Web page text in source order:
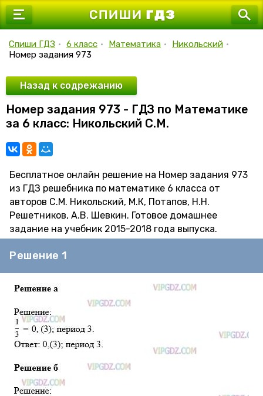
7 класс
9 класс
10 класс
11 класс
Спиши ГДЗ • 6 класс • Математика • Никольский •
Номер задания 973
Назад к содрежанию
Номер задания 973 - ГДЗ по Математике
за 6 класс: Никольский С.М.
Бесплатное онлайн решение на Номер задания 973
из ГДЗ решебника по математике 6 класса от
авторов С.М. Никольский, М.К, Потапов, Н.Н.
Решетников, А.В. Шевкин. Готовое домашнее
задание на учебник 2015-2018 года выпуска.
Решение 1